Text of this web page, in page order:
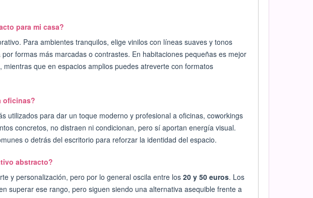
para mi casa?
Para ambientes tranquilos, elige vinilos con líneas suaves y tonos
formas más marcadas o contrastes. En habitaciones pequeñas es mejor
que en espacios amplios puedes atreverte con formatos
oficinas?
utilizados para dar un toque moderno y profesional a oficinas, coworkings
concretos, no distraen ni condicionan, pero sí aportan energía visual.
o detrás del escritorio para reforzar la identidad del espacio.
abstracto?
y personalización, pero por lo general oscila entre los20 y 50 euros. Los
superar ese rango, pero siguen siendo una alternativa asequible frente a